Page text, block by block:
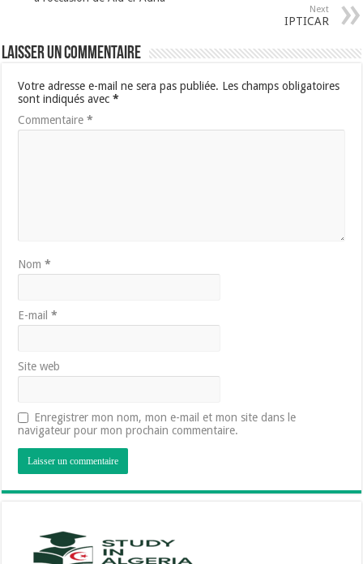
Next
IPTICAR
Laisser un commentaire
Votre adresse e-mail ne sera pas publiée. Les champs obligatoires
sont indiqués avec*
Commentaire*
Nom*
E-mail*
Site web
Enregistrer mon nom, mon e-mail et mon site dans le
navigateur pour mon prochain commentaire.